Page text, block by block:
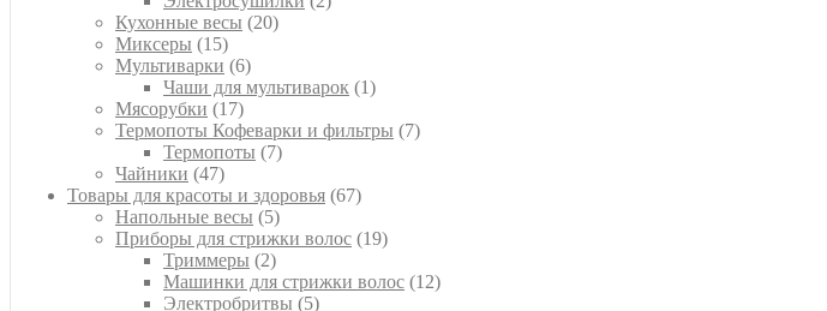
Кухонные весы 2020
Миксеры 1515
товаров
Мультиварки 66
товаров
Чаши для мультиварок 11
Мясорубки 1717
товаров
Термопоты Кофеварки и фильтры 77
Термопоты 77
Чайники 4747
товаров
Товары для красоты и здоровья 6767
Напольные весы 55
товаров
Приборы для стрижки волос 1919
Триммеры 22
товара
Машинки для стрижки волос 1212
Электробритвы 55